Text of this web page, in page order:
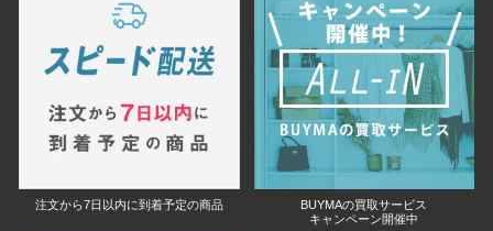
注文から7日以内に到着予定の商品
BUYMAの買取サービス
キャンペーン開催中